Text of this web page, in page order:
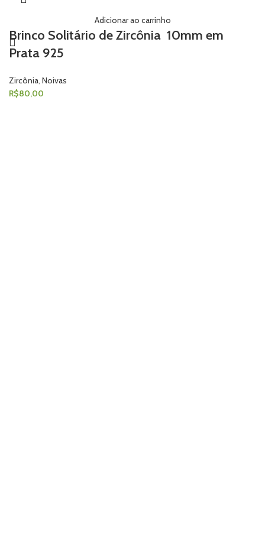
Adicionar ao carrinho
Brinco Solitário de Zircônia 10mm em
Prata 925
Zircônia, Noivas
R$80,00